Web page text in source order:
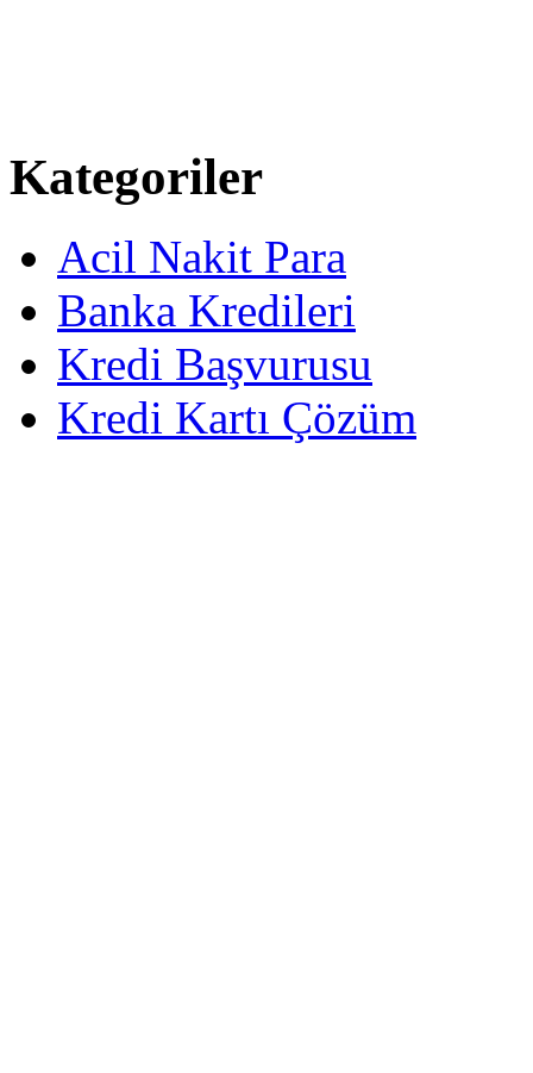
Kategoriler
Acil Nakit Para
Banka Kredileri
Kredi Başvurusu
Kredi Kartı Çözüm